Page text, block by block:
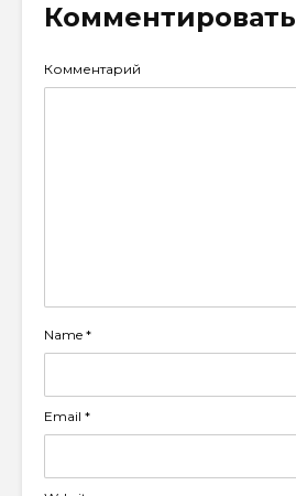
Комментировать
Комментарий
Name *
Email *